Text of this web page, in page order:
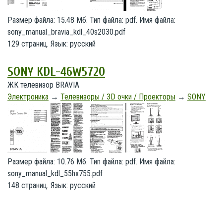
Размер файла: 15.48 Мб. Тип файла: pdf. Имя файла:
sony_manual_bravia_kdl_40s2030.pdf
129 страниц. Язык: русский
SONY KDL-46W5720
ЖК телевизор BRAVIA
Электроника → Телевизоры / 3D очки / Проекторы → SONY
Размер файла: 10.76 Мб. Тип файла: pdf. Имя файла:
sony_manual_kdl_55hx755.pdf
148 страниц. Язык: русский